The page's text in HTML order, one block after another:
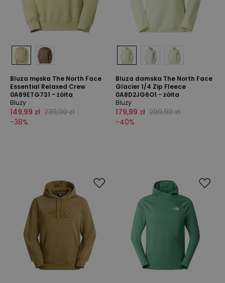
Bluza męska The North Face
Essential Relaxed Crew
0A89ETG731 - żółta
Bluzy
149,99 zł 239,99 zł
-38%
Bluza damska The North Face
Glacier 1/4 Zip Fleece
0A8D2JG6O1 - żółta
Bluzy
179,99 zł 299,99 zł
-40%